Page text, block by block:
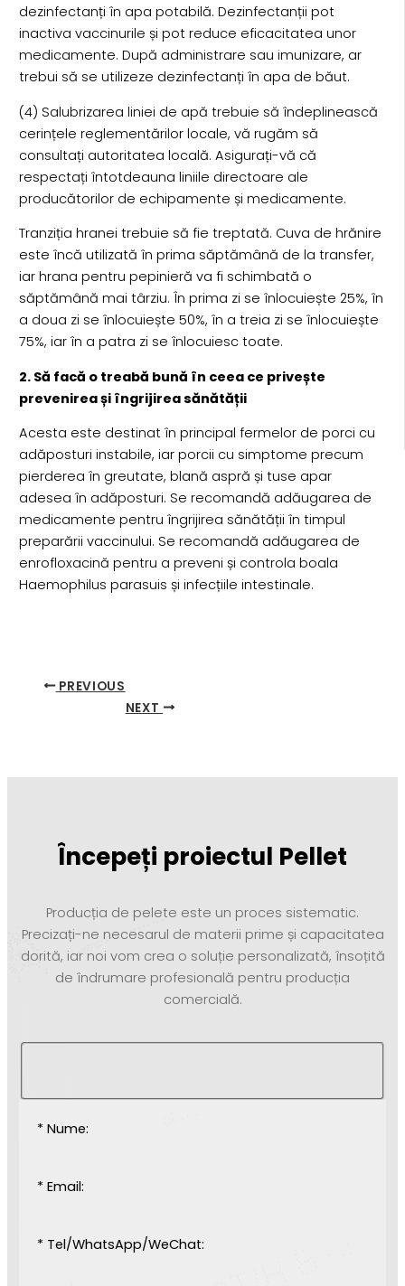
dezinfectanți în apa potabilă. Dezinfectanții pot
inactiva vaccinurile și pot reduce eficacitatea unor
medicamente. După administrare sau imunizare, ar
trebui să se utilizeze dezinfectanți în apa de băut.
(4) Salubrizarea liniei de apă trebuie să îndeplinească
cerințele reglementărilor locale, vă rugăm să
consultați autoritatea locală. Asigurați-vă că
respectați întotdeauna liniile directoare ale
producătorilor de echipamente și medicamente.
Tranziția hranei trebuie să fie treptată. Cuva de hrănire
este încă utilizată în prima săptămână de la transfer,
iar hrana pentru pepinieră va fi schimbată o
săptămână mai târziu. În prima zi se înlocuiește 25%, în
a doua zi se înlocuiește 50%, în a treia zi se înlocuiește
75%, iar în a patra zi se înlocuiesc toate.
2. Să facă o treabă bună în ceea ce privește
prevenirea și îngrijirea sănătății
Acesta este destinat în principal fermelor de porci cu
adăposturi instabile, iar porcii cu simptome precum
pierderea în greutate, blană aspră și tuse apar
adesea în adăposturi. Se recomandă adăugarea de
medicamente pentru îngrijirea sănătății în timpul
preparării vaccinului. Se recomandă adăugarea de
enrofloxacină pentru a preveni și controla boala
Haemophilus parasuis și infecțiile intestinale.
PREVIOUS
NEXT
Începeți proiectul Pellet
Producția de pelete este un proces sistematic.
Precizați-ne necesarul de materii prime și capacitatea
dorită, iar noi vom crea o soluție personalizată, însoțită
de îndrumare profesională pentru producția
comercială.
* Nume:
* Email:
* Tel/WhatsApp/WeChat: